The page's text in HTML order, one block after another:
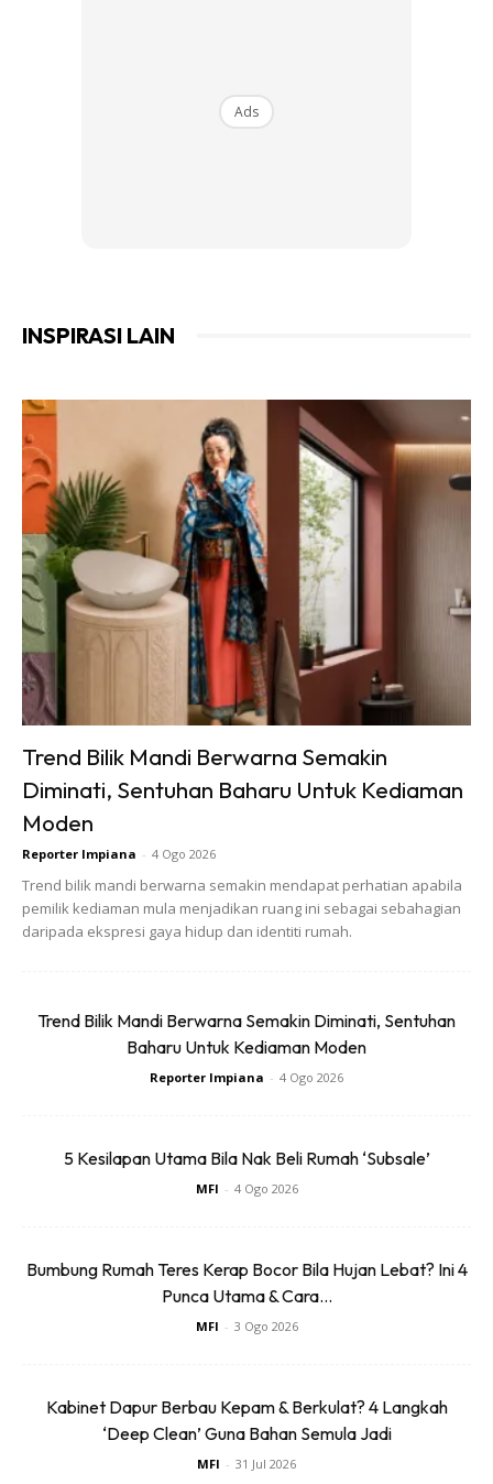
Kaya dengan unsur K (Kalium). Bermanfaat sebagai racun
Ads
MOL Aneka Sayur
Mengandungi mikroorganisme pengurai dan penyubur
tanaman.
Aspergilus danLactobacillus
MOL Rebung Bambu
Mengandungi sumber Organik,
danAzospirilliumyang tinggi untuk merangsang
pertumbuhan tanaman secara cepat
BakeriAzospirillium, Azotobacter, Bacillus, Aeromonas,
Tapi ini antara yang terkenal dikalangan pekebun sama ada
untuk tujuan penghasilan optimum mahupun
Tapi kali ini, LAMAN Impiana lebih memfokuskan cara nak
buat MOL buah. Terdapat pelbagai kaedah dan cara.
Ads
INSPIRASI LAIN
Trend Bilik Mandi Berwarna Semakin
Diminati, Sentuhan Baharu Untuk Kediaman
Moden
Reporter Impiana - 4 Ogo 2026
Trend bilik mandi berwarna semakin mendapat perhatian apabila
pemilik kediaman mula menjadikan ruang ini sebagai sebahagian
daripada ekspresi gaya hidup dan identiti rumah.
Trend Bilik Mandi Berwarna Semakin Diminati, Sentuhan
Baharu Untuk Kediaman Moden
Reporter Impiana - 4 Ogo 2026
5 Kesilapan Utama Bila Nak Beli Rumah ‘Subsale’
MFI - 4 Ogo 2026
Bumbung Rumah Teres Kerap Bocor Bila Hujan Lebat? Ini 4
Punca Utama & Cara...
MFI - 3 Ogo 2026
Kabinet Dapur Berbau Kepam & Berkulat? 4 Langkah
‘Deep Clean’ Guna Bahan Semula Jadi
MFI - 31 Jul 2026